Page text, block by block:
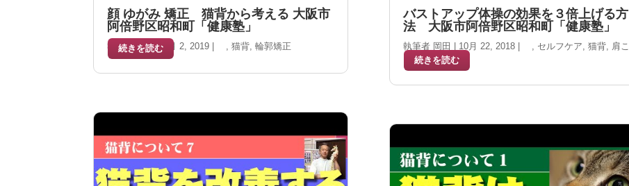
顔 ゆがみ 矯正 猫背から考える 大阪市
阿倍野区昭和町「健康塾」
執筆者 岡田|2月 2, 2019 ,猫背,輪郭矯正
続きを読む
バストアップ体操の効果を３倍上げる方
法 大阪市阿倍野区昭和町「健康塾」
執筆者 岡田 10月 22, 2018| , セルフケア, 猫背, 肩こ
続きを読む